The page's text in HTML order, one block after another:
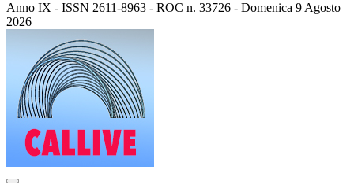
Anno IX - ISSN 2611-8963 - ROC n. 33726 - Domenica 9 Agosto
2026